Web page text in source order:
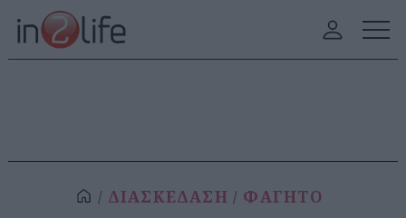
ΔΙΑΣΚΕΔΑΣΗ ΦΑΓΗΤΟ